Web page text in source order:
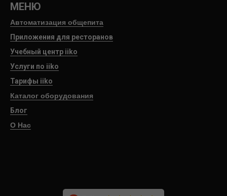
МЕНЮ
Автоматизация общепита
Приложения для ресторанов
Учебный центр iiko
Услуги по iiko
Тарифы iiko
Каталог оборудования
Блог
О Нас